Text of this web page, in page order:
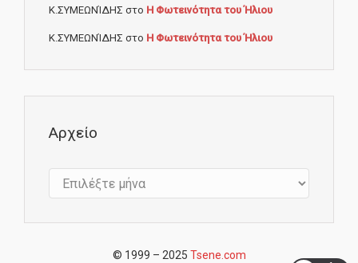
Κ.ΣΥΜΕΩΝΊΔΗΣ στο Η Φωτεινότητα του Ήλιου
Κ.ΣΥΜΕΩΝΊΔΗΣ στο Η Φωτεινότητα του Ήλιου
Αρχείο
© 1999 – 2025 Tsene.com